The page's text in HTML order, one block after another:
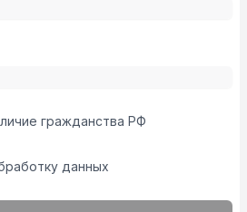
гражданства РФ
данных